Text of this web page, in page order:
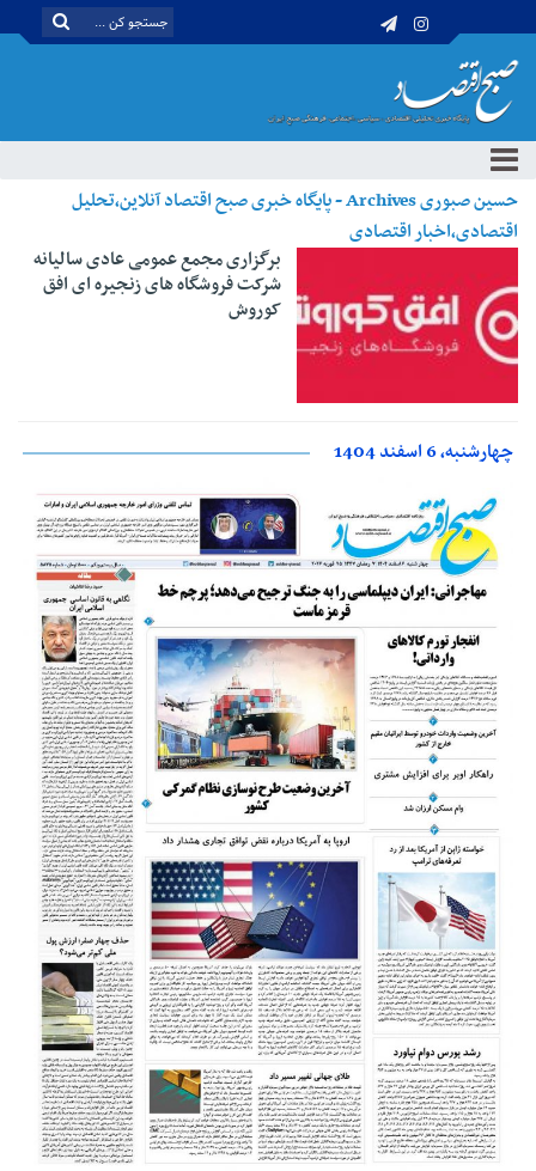
حسین صبوری Archives - پایگاه خبری صبح اقتصاد آنلاین،تحلیل
اقتصادی،اخبار اقتصادی
برگزاری مجمع عمومی عادی سالیانه
شرکت فروشگاه های زنجیره ای افق
کوروش
چهارشنبه، 6 اسفند 1404